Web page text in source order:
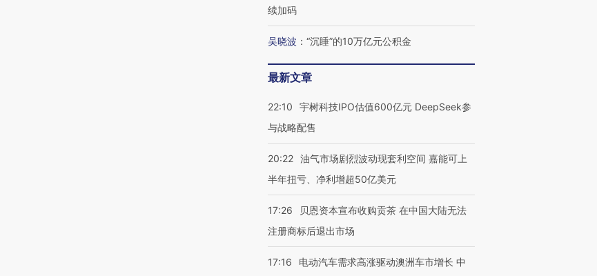
续加码
吴晓波 ： “沉睡”的10万亿元公积金
最新文章
22:10
宇树科技IPO估值600亿元 DeepSeek参
与战略配售
20:22 油气市场剧烈波动现套利空间 嘉能可上
半年扭亏、净利增超50亿美元
17:26
贝恩资本宣布收购贡茶 在中国大陆无法
注册商标后退出市场
17:16
电动汽车需求高涨驱动澳洲车市增长 中